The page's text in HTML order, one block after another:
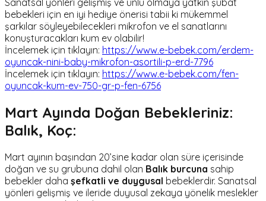
Sanatsal yönleri gelişmiş ve ünlü olmaya yatkın şubat
bebekleri için en iyi hediye önerisi tabii ki mükemmel
şarkılar söyleyebilecekleri mikrofon ve el sanatlarını
konuşturacakları kum ev olabilir!
İncelemek için tıklayın: https://www.e-bebek.com/erdem-
oyuncak-nini-baby-mikrofon-asortili-p-erd-7796
İncelemek için tıklayın: https://www.e-bebek.com/fen-
oyuncak-kum-ev-750-gr-p-fen-6756
Mart Ayında Doğan Bebekleriniz:
Balık, Koç:
Mart ayının başından 20’sine kadar olan süre içerisinde
doğan ve su grubuna dahil olan Balık burcuna sahip
bebekler daha şefkatli ve duygusal bebeklerdir. Sanatsal
yönleri gelişmiş ve ileride duyusal zekaya yönelik meslekler